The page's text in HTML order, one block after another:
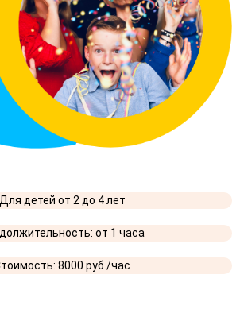
Для детей от 2 до 4 лет
от 1 часа
8000 руб./час